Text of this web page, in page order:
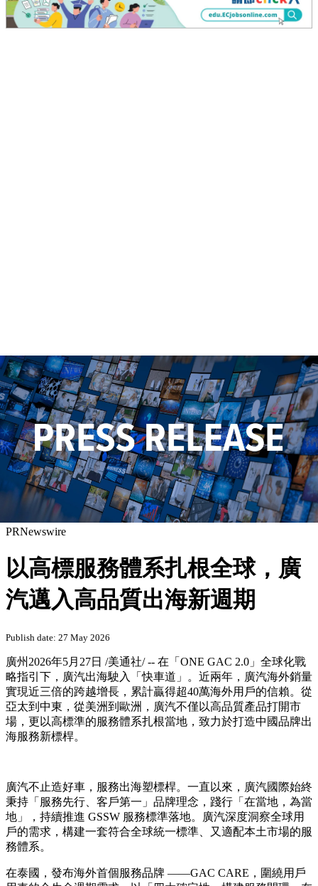
PRNewswire
以高標服務體系扎根全球，廣
汽邁入高品質出海新週期
Publish date: 27 May 2026
廣州2026年5月27日 /美通社/ -- 在「ONE GAC 2.0」全球化戰
略指引下，廣汽出海駛入「快車道」。近兩年，廣汽海外銷量
實現近三倍的跨越增長，累計贏得超40萬海外用戶的信賴。從
亞太到中東，從美洲到歐洲，廣汽不僅以高品質產品打開市
場，更以高標準的服務體系扎根當地，致力於打造中國品牌出
海服務新標桿。
廣汽不止造好車，服務出海塑標桿。一直以來，廣汽國際始終
秉持「服務先行、客戶第一」品牌理念，踐行「在當地，為當
地」，持續推進 GSSW 服務標準落地。廣汽深度洞察全球用
戶的需求，構建一套符合全球統一標準、又適配本土市場的服
務體系。
在泰國，發布海外首個服務品牌 ——GAC CARE，圍繞用戶